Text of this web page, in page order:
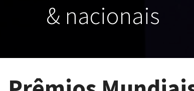
& nacionais